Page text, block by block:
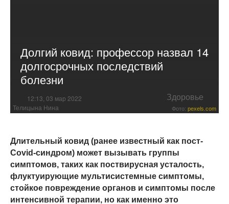
Долгий ковид: профессор назвал 14
долгосрочных последствий
болезни
12:13, 03 мар 2022 Здоровье
Телицына Нина Фото: pexels.com
Длительный ковид (ранее известный как пост-
Covid-синдром) может вызывать группы
симптомов, таких как поствирусная усталость,
флуктуирующие мультисистемные симптомы,
стойкое повреждение органов и симптомы после
интенсивной терапии, но как именно это